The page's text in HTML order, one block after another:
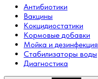
Антибиотики
Вакцины
Кокцидиостатики
Кормовые добавки
Мойка и дезинфекция
Стабилизаторы воды
Диагностика